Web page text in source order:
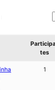
tes
1